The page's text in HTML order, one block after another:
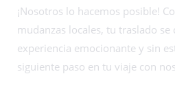
¡Nosotros lo hacemos posible!
mudanzas locales, tu traslado se
experiencia emocionante y sin
siguiente paso en tu viaje con